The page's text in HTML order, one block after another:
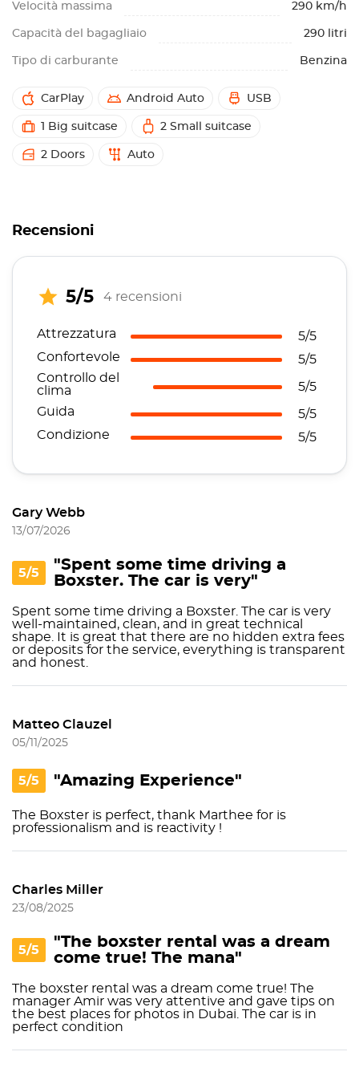
Velocità massima 290 km/h
Capacità del bagagliaio 290 litri
Tipo di carburante Benzina
CarPlay Android Auto USB
1 Big suitcase 2 Small suitcase
2 Doors Auto
Recensioni
5/5 4 recensioni
Attrezzatura
5/5
Confortevole
5/5
Controllo del
clima
5/5
Guida
5/5
Condizione
5/5
Gary Webb
13/07/2026
5/5
"Spent some time driving a
Boxster. The car is very"
Spent some time driving a Boxster. The car is very
well-maintained, clean, and in great technical
shape. It is great that there are no hidden extra fees
or deposits for the service, everything is transparent
and honest.
Matteo Clauzel
05/11/2025
5/5 "Amazing Experience"
The Boxster is perfect, thank Marthee for is
professionalism and is reactivity !
Charles Miller
23/08/2025
5/5
"The boxster rental was a dream
come true! The mana"
The boxster rental was a dream come true! The
manager Amir was very attentive and gave tips on
the best places for photos in Dubai. The car is in
perfect condition